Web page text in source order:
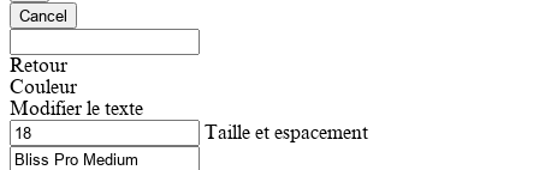
Cancel
Retour
Couleur
Modifier le texte
Taille et espacement